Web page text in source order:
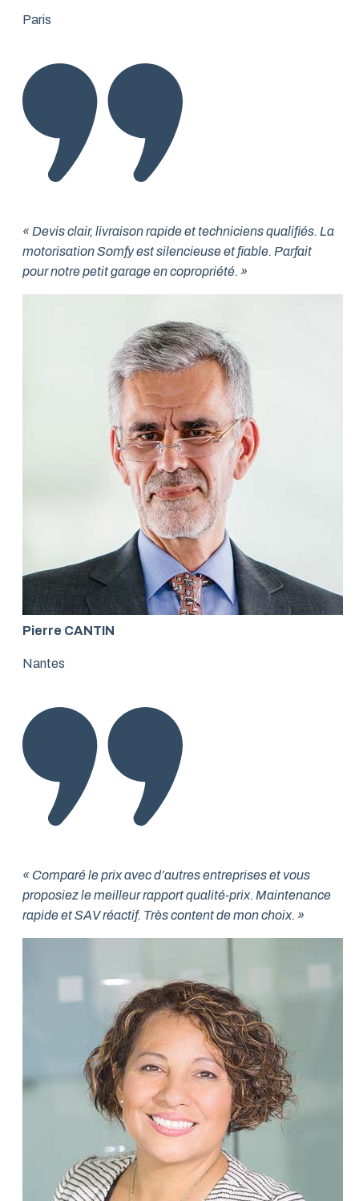
Paris
« Devis clair, livraison rapide et techniciens qualifiés. La
motorisation Somfy est silencieuse et fiable. Parfait
pour notre petit garage en copropriété. »
Pierre CANTIN
Nantes
« Comparé le prix avec d’autres entreprises et vous
proposiez le meilleur rapport qualité-prix. Maintenance
rapide et SAV réactif. Très content de mon choix. »